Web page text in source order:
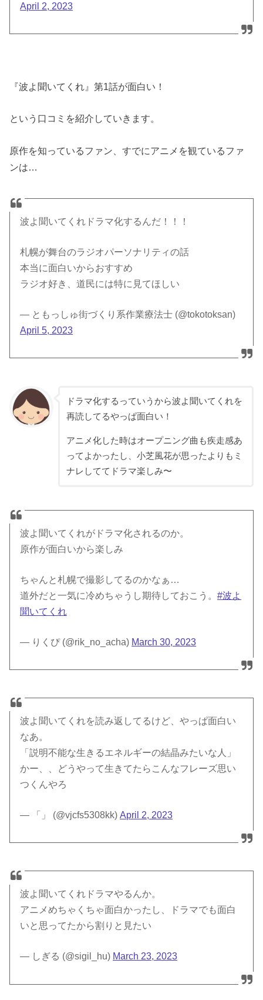
April 2, 2023
『波よ聞いてくれ』第1話が面白い！
という口コミを紹介していきます。
原作を知っているファン、すでにアニメを観ているファ
ンは…
波よ聞いてくれドラマ化するんだ！！！
札幌が舞台のラジオパーソナリティの話
本当に面白いからおすすめ
ラジオ好き、道民には特に見てほしい
— ともっしゅ️‍街づくり系作業療法士 (@tokotoksan)
April 5, 2023
ドラマ化するっていうから波よ聞いてくれを
再読してるやっぱ面白い！
アニメ化した時はオープニング曲も疾走感あ
ってよかったし、小芝風花が思ったよりもミ
ナレしててドラマ楽しみ〜
波よ聞いてくれがドラマ化されるのか。
原作が面白いから楽しみ
ちゃんと札幌で撮影してるのかなぁ…
道外だと一気に冷めちゃうし期待しておこう。#波よ
聞いてくれ
— りくぴ (@rik_no_acha) March 30, 2023
波よ聞いてくれを読み返してるけど、やっぱ面白い
なあ。
「説明不能な生きるエネルギーの結晶みたいな人」
かー、、どうやって生きてたらこんなフレーズ思い
つくんやろ
— 「」 (@vjcfs5308kk)April 2, 2023
波よ聞いてくれドラマやるんか。
アニメめちゃくちゃ面白かったし、ドラマでも面白
いと思ってたから割りと見たい
— しぎる (@sigil_hu) March 23, 2023